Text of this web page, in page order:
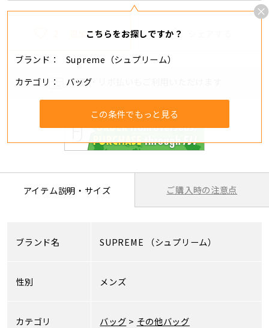
こちらをお探しですか？
ブランド
Supreme（シュプリーム）
カテゴリ
バッグ
この条件でもっと見る
追加する
分割・リボ払いもご利用いただけます
アイテム説明・サイズ ご購入時の注意点
ブランド名 SUPREME （シュプリーム）
性別 メンズ
カテゴリ バッグ > その他バッグ